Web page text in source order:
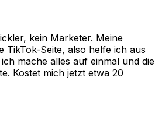
kein Marketer. Meine
TikTok-Seite, also helfe ich aus
mache alles auf einmal und die
Kostet mich jetzt etwa 20